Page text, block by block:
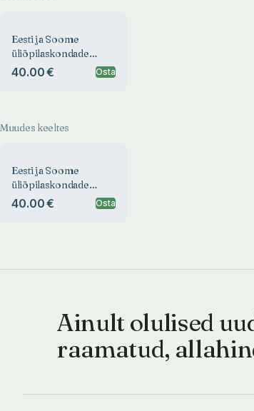
Eesti ja Soome
üliõpilaskondade
hõimualbum
40.00 € Osta
Muudes keeltes
Eesti ja Soome
üliõpilaskondade
hõimualbum
40.00 € Osta
Ainult olulised
raamatud,